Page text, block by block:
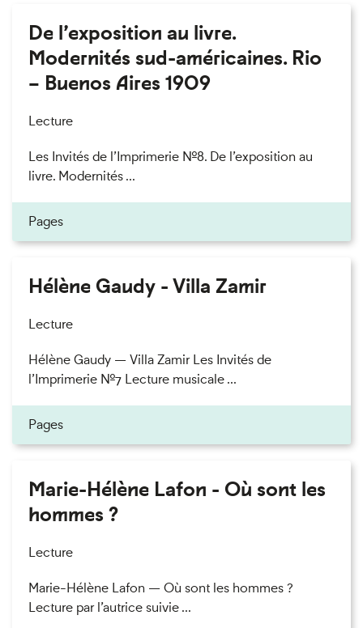
De l’exposition au livre.
Modernités sud-américaines. Rio
– Buenos Aires 1909
Lecture
Les Invités de l’Imprimerie n°8. De l’exposition au
livre. Modernités ...
Pages
Hélène Gaudy - Villa Zamir
Lecture
Hélène Gaudy — Villa Zamir Les Invités de
l’Imprimerie n°7 Lecture musicale ...
Pages
Marie-Hélène Lafon - Où sont les
hommes ?
Lecture
Marie-Hélène Lafon — Où sont les hommes ?
Lecture par l’autrice suivie ...